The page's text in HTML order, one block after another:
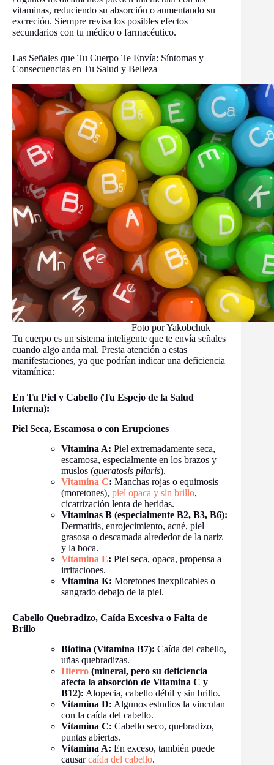
vitaminas, reduciendo su absorción o aumentando su
excreción. Siempre revisa los posibles efectos
secundarios con tu médico o farmacéutico.
Las Señales que Tu Cuerpo Te Envía: Síntomas y
Consecuencias en Tu Salud y Belleza
Foto por Yakobchuk
Tu cuerpo es un sistema inteligente que te envía señales
cuando algo anda mal. Presta atención a estas
manifestaciones, ya que podrían indicar una deficiencia
vitamínica:
En Tu Piel y Cabello (Tu Espejo de la Salud
Interna):
Piel Seca, Escamosa o con Erupciones
Vitamina A: Piel extremadamente seca,
escamosa, especialmente en los brazos y
muslos (queratosis pilaris).
Vitamina C: Manchas rojas o equimosis
(moretones), piel opaca y sin brillo,
cicatrización lenta de heridas.
Vitaminas B (especialmente B2, B3, B6):
Dermatitis, enrojecimiento, acné, piel
grasosa o descamada alrededor de la nariz
y la boca.
Vitamina E: Piel seca, opaca, propensa a
irritaciones.
Vitamina K: Moretones inexplicables o
sangrado debajo de la piel.
Cabello Quebradizo, Caída Excesiva o Falta de
Brillo
Biotina (Vitamina B7): Caída del cabello,
uñas quebradizas.
Hierro (mineral, pero su deficiencia
afecta la absorción de Vitamina C y
B12): Alopecia, cabello débil y sin brillo.
Vitamina D: Algunos estudios la vinculan
con la caída del cabello.
Vitamina C: Cabello seco, quebradizo,
puntas abiertas.
Vitamina A: En exceso, también puede
causarcaída del cabello.